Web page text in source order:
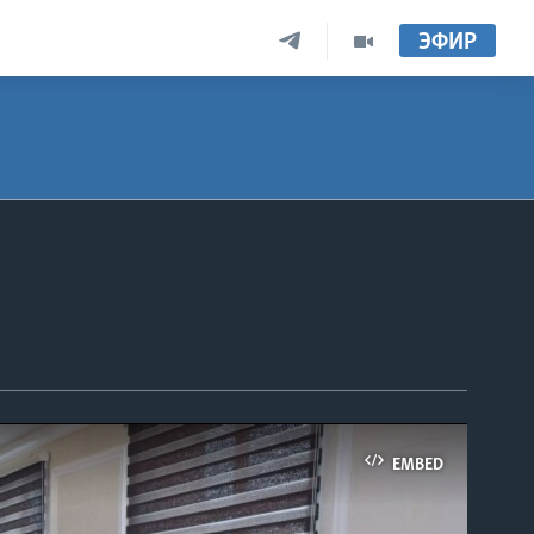
ЭФИР
EMBED